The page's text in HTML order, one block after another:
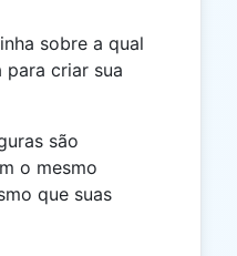
sobre a qual
criar sua
são
o mesmo
que suas